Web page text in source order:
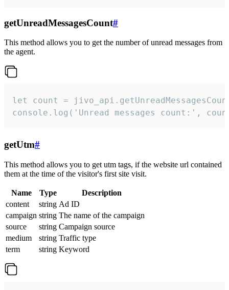
getUnreadMessagesCount#
This method allows you to get the number of unread messages from
the agent.
let count =
console.log('Unread messages count:',
getUtm#
This method allows you to get utm tags, if the website url contained
them at the time of the visitor's first site visit.
Name Type
Description
content
string Ad ID
campaign string The name of the campaign
source
string Campaign source
medium
string Traffic type
term
string Keyword